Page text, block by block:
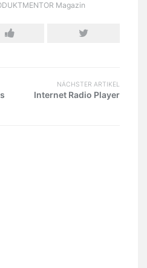
Magazin
NÄCHSTER ARTIKEL
Internet Radio Player